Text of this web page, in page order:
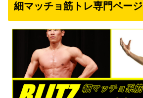
細マッチョ筋トレ専門ページ